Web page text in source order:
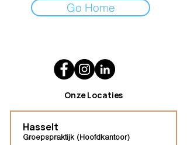
Go Home
Onze Locaties
Hasselt
Groepspraktijk (Hoofdkantoor)